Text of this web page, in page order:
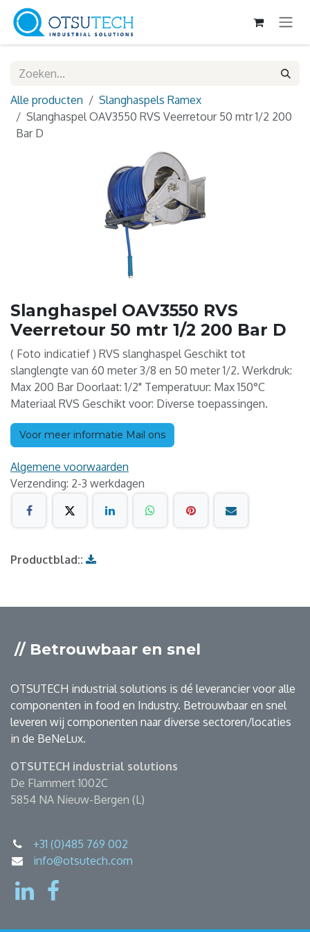
Overslaan naar inhoud
Alle producten
Slanghaspels Ramex
Slanghaspel OAV3550 RVS Veerretour 50 mtr 1/2 200
Bar D
Slanghaspel OAV3550 RVS
Veerretour 50 mtr 1/2 200 Bar D
( Foto indicatief ) RVS slanghaspel Geschikt tot
slanglengte van 60 meter 3/8 en 50 meter 1/2. Werkdruk:
Max 200 Bar Doorlaat: 1/2" Temperatuur: Max 150°C
Materiaal RVS Geschikt voor: Diverse toepassingen.
Voor meer informatie Mail ons
Algemene voorwaarden
Verzending: 2-3 werkdagen
Productblad::
// Betrouwbaar en snel
OTSUTECH industrial solutions is dé leverancier voor alle
componenten in food en Industry. Betrouwbaar en snel
leveren wij componenten naar diverse sectoren/locaties
in de BeNeLux.
OTSUTECH industrial solutions
De Flammert 1002C
5854 NA Nieuw-Bergen (L)
+31 (0)485 769 002
info@otsutech.com